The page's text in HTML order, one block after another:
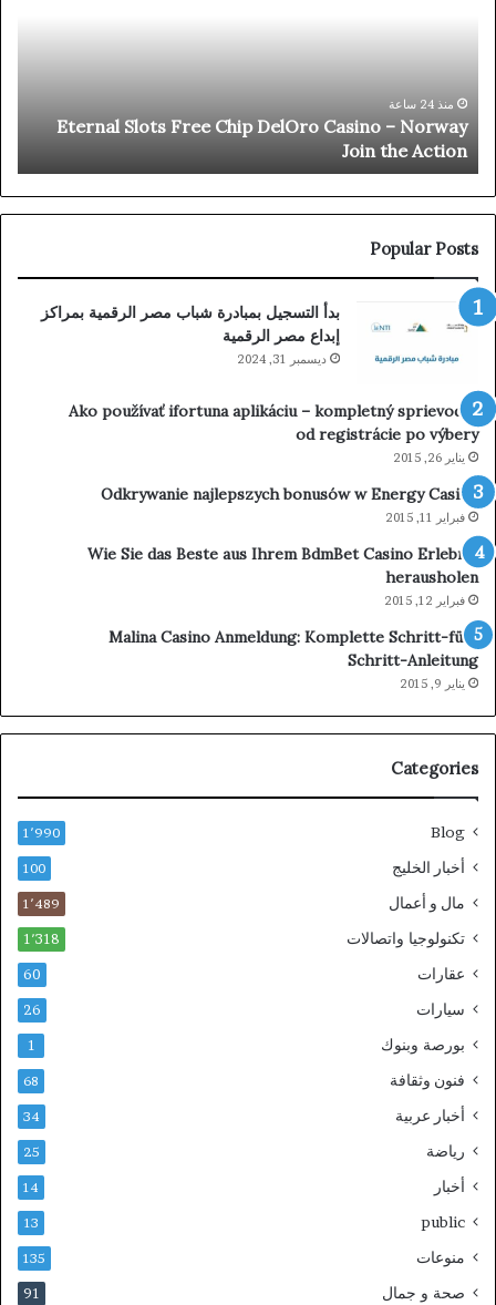
Norway
Join
the
Action
منذ 24 ساعة
Eternal Slots Free Chip DelOro Casino – Norway
Join the Action
Popular Posts
بدأ التسجيل بمبادرة شباب مصر الرقمية بمراكز
إبداع مصر الرقمية
ديسمبر 31, 2024
Ako používať ifortuna aplikáciu – kompletný sprievodca
od registrácie po výbery
يناير 26, 2015
Odkrywanie najlepszych bonusów w Energy Casino
فبراير 11, 2015
Wie Sie das Beste aus Ihrem BdmBet Casino Erlebnis
herausholen
فبراير 12, 2015
Malina Casino Anmeldung: Komplette Schritt-für-
Schritt-Anleitung
يناير 9, 2015
Categories
Blog 1٬990
أخبار الخليج 100
مال و أعمال 1٬489
تكنولوجيا واتصالات 1٬318
عقارات 60
سيارات 26
بورصة وبنوك 1
فنون وثقافة 68
أخبار عربية 34
رياضة 25
أخبار 14
public
13
منوعات 135
صحة و جمال 91